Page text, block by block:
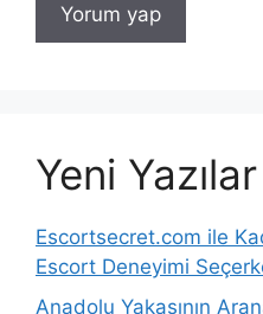
Yeni Yazılar
Escortsecret.com ile
Escort Deneyimi
Anadolu Yakasının